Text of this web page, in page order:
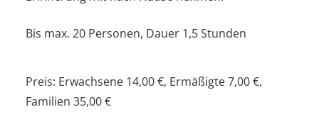
Bis max. 20 Personen, Dauer 1,5 Stunden
Preis: Erwachsene 14,00 €, Ermäßigte 7,00 €,
Familien 35,00 €